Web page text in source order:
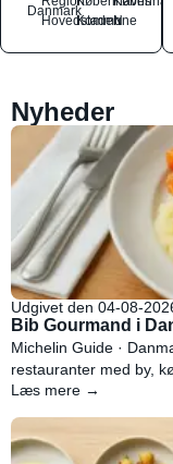
Danmark
Hovedstaden
Kommune
N
Nyheder
Udgivet den 04-08-
Bib Gourmand i
Michelin Guide ·
restauranter med by,
Læs mere →